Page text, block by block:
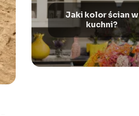
Jaki kolor ścian w
kuchni?